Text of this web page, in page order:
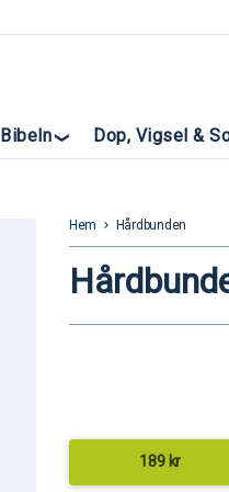
Bibeln Dop, Vigsel &
Hem keyboard_arrow_right Hårdbunden
189 kr